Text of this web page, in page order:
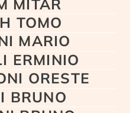
MITAR
TOMO
MARIO
ERMINIO
ORESTE
BRUNO